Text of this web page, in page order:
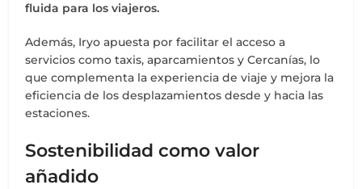
fluida para los viajeros.
Además, Iryo apuesta por facilitar el acceso a
servicios como taxis, aparcamientos y Cercanías, lo
que complementa la experiencia de viaje y mejora la
eficiencia de los desplazamientos desde y hacia las
estaciones.
Sostenibilidad como valor
añadido